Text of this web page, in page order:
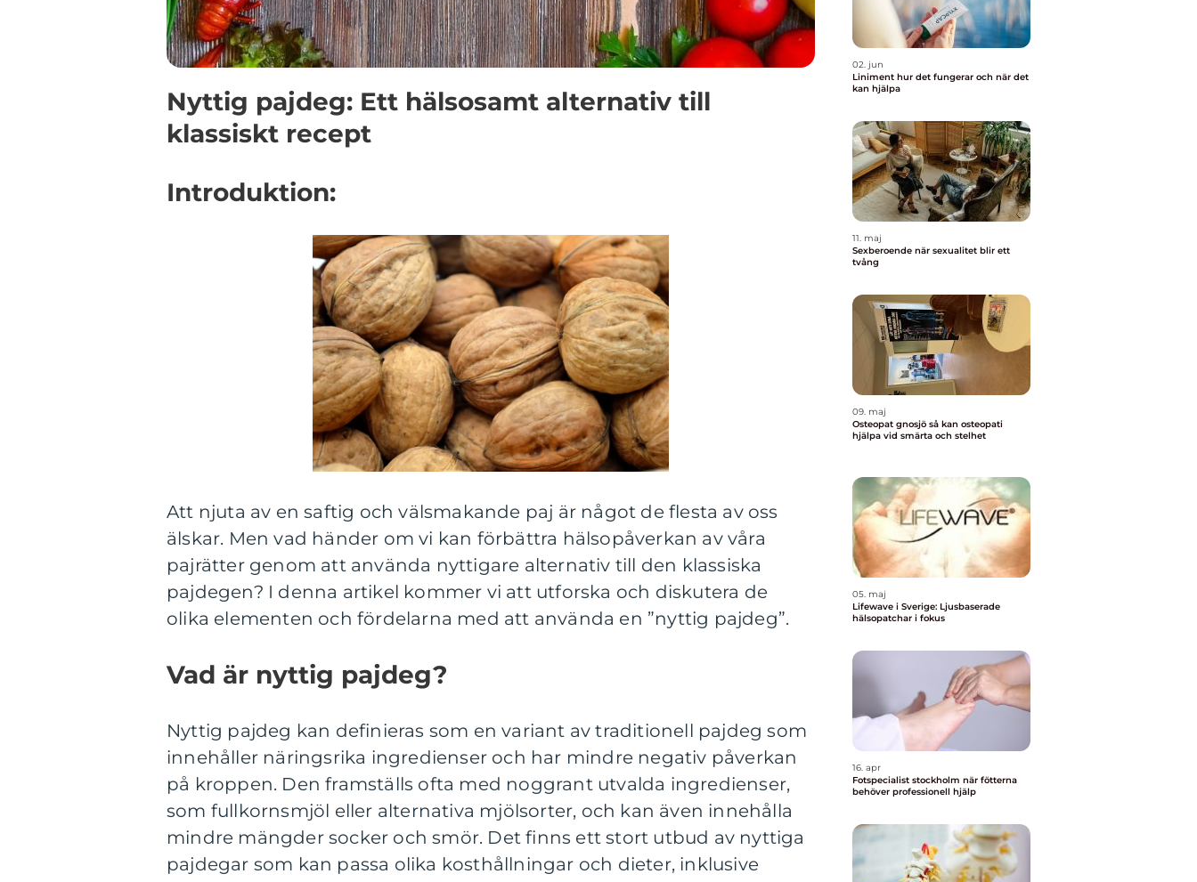
Nyttig pajdeg: Ett hälsosamt alternativ till
klassiskt recept
Introduktion:
Att njuta av en saftig och välsmakande paj är något de flesta av oss
älskar. Men vad händer om vi kan förbättra hälsopåverkan av våra
pajrätter genom att använda nyttigare alternativ till den klassiska
pajdegen? I denna artikel kommer vi att utforska och diskutera de
olika elementen och fördelarna med att använda en ”nyttig pajdeg”.
Vad är nyttig pajdeg?
Nyttig pajdeg kan definieras som en variant av traditionell pajdeg som
innehåller näringsrika ingredienser och har mindre negativ påverkan
på kroppen. Den framställs ofta med noggrant utvalda ingredienser,
som fullkornsmjöl eller alternativa mjölsorter, och kan även innehålla
mindre mängder socker och smör. Det finns ett stort utbud av nyttiga
pajdegar som kan passa olika kosthållningar och dieter, inklusive
02. jun
Liniment hur det fungerar och när det
kan hjälpa
11. maj
Sexberoende när sexualitet blir ett
tvång
09. maj
Osteopat gnosjö så kan osteopati
hjälpa vid smärta och stelhet
05. maj
Lifewave i Sverige: Ljusbaserade
hälsopatchar i fokus
16. apr
Fotspecialist stockholm när fötterna
behöver professionell hjälp